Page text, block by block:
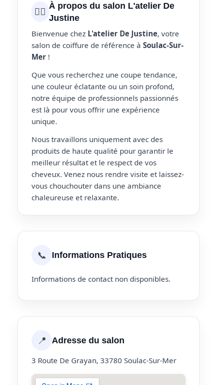
💇‍♀️ À propos du salon L'atelier De
Justine
Bienvenue chez L'atelier De Justine, votre
salon de coiffure de référence à Soulac-Sur-
Mer !
Que vous recherchez une coupe tendance,
une couleur éclatante ou un soin profond,
notre équipe de professionnels passionnés
est là pour vous offrir une expérience
unique.
Nous travaillons uniquement avec des
produits de haute qualité pour garantir le
meilleur résultat et le respect de vos
cheveux. Venez nous rendre visite et laissez-
vous chouchouter dans une ambiance
chaleureuse et relaxante.
📞 Informations Pratiques
Informations de contact non disponibles.
📍 Adresse du salon
3 Route De Grayan, 33780 Soulac-Sur-Mer